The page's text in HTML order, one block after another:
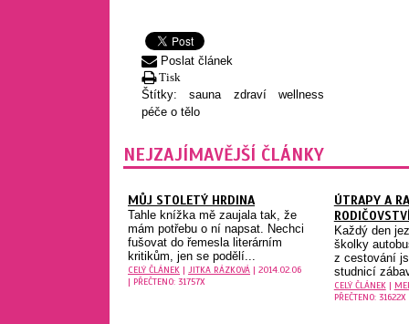
Poslat článek
Tisk
Štítky:sauna zdravíwellness
péče o tělo
NEJZAJÍMAVĚJŠÍ ČLÁNKY
MŮJ STOLETÝ HRDINA
Tahle knížka mě zaujala tak, že
mám potřebu o ní napsat. Nechci
fušovat do řemesla literárním
kritikům, jen se podělí...
CELÝ ČLÁNEK | JITKA RÁZKOVÁ | 2014.02.06
| PŘEČTENO: 31757X
ÚTRAPY A
Každý den
školky
z cestování
studnicí
CELÝ ČLÁNEK|
PŘEČTENO: 31622X